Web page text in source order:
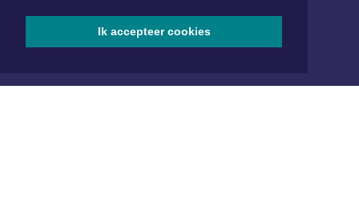
Ik accepteer cookies
Aanmelden
ONLINE DAGBLADEN